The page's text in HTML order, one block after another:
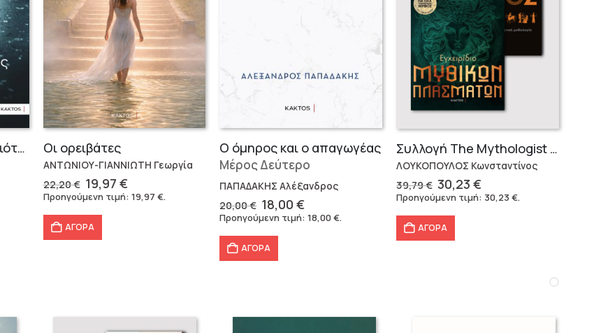
Τα Διαμάντια της Αιωνιότητας Οι ορειβάτες
ΑΝΤΩΝΙΟΥ-ΓΙΑΝΝΙΩΤΗ Γεωργία
22,20€ Original
price
22,20 €.
19,97 €Η
τρέχουσα
Προηγούμενη τιμή: 19,97 €.
ΑΓΟΡΑ
Ο όμηρος και ο απαγωγέας
Μέρος Δεύτερο
ΠΑΠΑΔΑΚΗΣ Αλέξανδρος
20,00€ Original
price
20,00 €.
18,00€
τρέχουσα
Προηγούμενη τιμή:18,00€.
ΑΓΟΡΑ
Συλλογή The Mythologist (2 βιβλία)
ΛΟΥΚΟΠΟΥΛΟΣ Κωνσταντίνος
39,79€ Original
price
was:
39,79 €.
30,23€
τρέχουσα
Προηγούμενη τιμή: 30,23€.
ΑΓΟΡΑ